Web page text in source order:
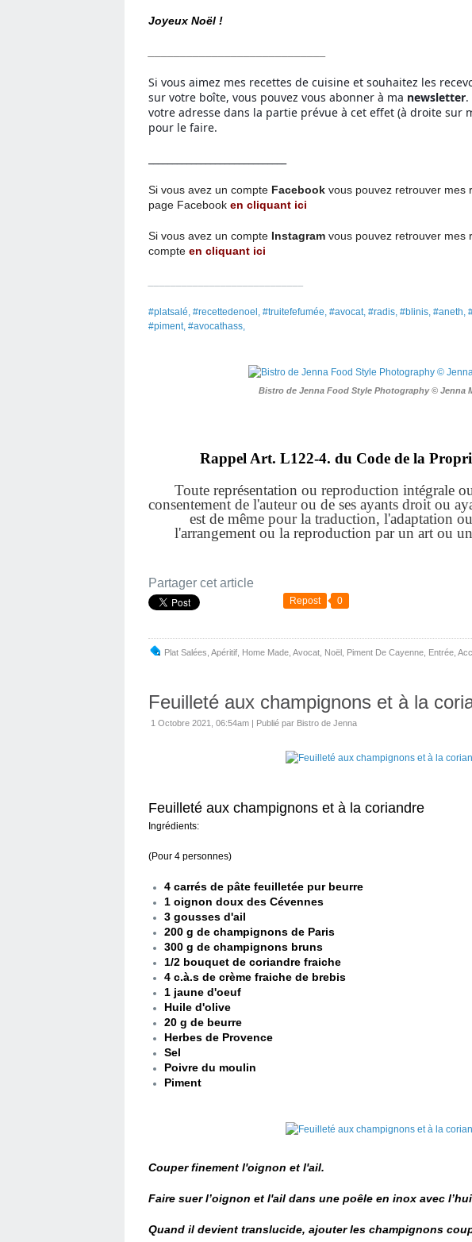
Joyeux Noël !
Si vous aimez mes recettes de cuisine et souhaitez les
sur votre boîte, vous pouvez vous abonner à ma newsletter
votre adresse dans la partie prévue à cet effet (à droite sur
pour le faire.
Si vous avez un compte Facebook vous pouvez retrouver mes
page Facebook en cliquant ici
Si vous avez un compte Instagram vous pouvez retrouver mes
compte en cliquant ici
#platsalé, #recettedenoel, #truitefefumée, #avocat, #radis, #blinis, #aneth,
#piment, #avocathass,
Bistro de Jenna Food Style Photography © Jenna
Rappel Art. L122-4. du Code de la
Toute représentation ou reproduction intégrale
consentement de l'auteur ou de ses ayants droit ou
est de même pour la traduction, l'adaptation
l'arrangement ou la reproduction par un art ou
Partager cet article
Repost 0
Plat Salées Apéritif Home Made Avocat Noël Piment De Cayenne Entrée
Feuilleté aux champignons et à la
1 Octobre 2021, 06:54am | Publié par Bistro de Jenna
Feuilleté aux champignons et à la coriandre
Ingrédients:
(Pour 4 personnes)
4 carrés de pâte feuilletée pur beurre
1 oignon doux des Cévennes
3 gousses d'ail
200 g de champignons de Paris
300 g de champignons bruns
1/2 bouquet de coriandre fraiche
4 c.à.s de crème fraiche de brebis
1 jaune d'oeuf
Huile d'olive
20 g de beurre
Herbes de Provence
Sel
Poivre du moulin
Piment
Couper finement l'oignon et l'ail.
Faire suer l’oignon et l'ail dans une poêle en inox avec
Quand il devient translucide, ajouter les champignons